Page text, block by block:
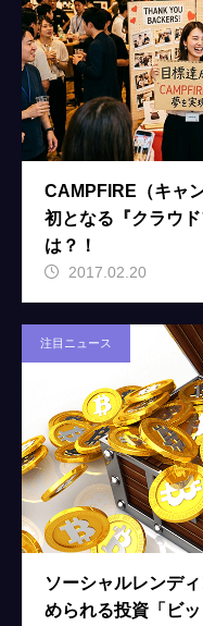
CAMPFIRE（キャ
初となる『クラウ
は？！
2017.02.20
注目ニュース
ソーシャルレンデ
められる投資「ビ